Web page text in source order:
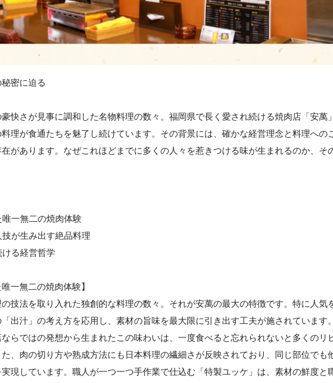
密に迫る
快さが見事に調和した名物料理の数々。福岡県で長く愛され続ける焼肉店「安萬」
理が食通たちを魅了し続けています。その背景には、確かな経営理念と料理への
があります。なぜこれほどまでに多くの人々を惹きつける味が生まれるのか、そ
一無二の焼肉体験
が生み出す絶品料理
る経営哲学
一無二の焼肉体験】
技法を取り入れた独創的な料理の数々。それが安萬の最大の特徴です。特に人気
出汁」の考え方を応用し、素材の旨味を最大限に引き出す工夫が施されています。
らではの発想から生まれたこの味わいは、一度食べると忘れられないと多くのリ
、肉の切り方や熟成方法にも日本料理の繊細さが反映されており、同じ部位でも
現しています。職人が一つ一つ手作業で仕込む「特製ユッケ」は、素材の鮮度と